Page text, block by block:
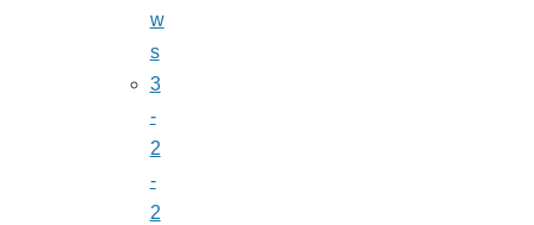
w
s
3
-
2
-
2